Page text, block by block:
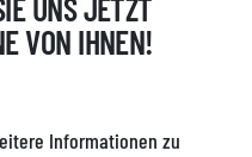
VON IHNEN!
Informationen zu